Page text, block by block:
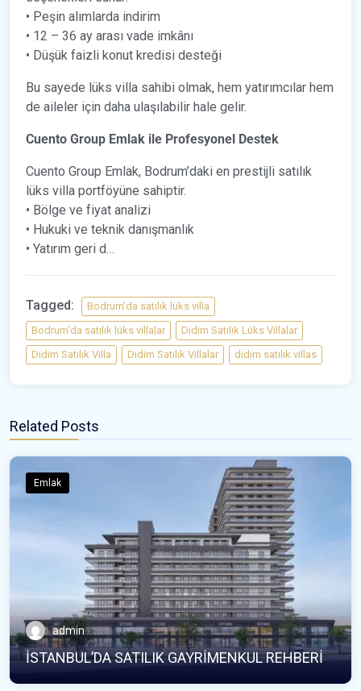
• Peşin alımlarda indirim
• 12 – 36 ay arası vade imkânı
• Düşük faizli konut kredisi desteği
Bu sayede lüks villa sahibi olmak, hem yatırımcılar hem
de aileler için daha ulaşılabilir hale gelir.
Cuento Group Emlak ile Profesyonel Destek
Cuento Group Emlak, Bodrum’daki en prestijli satılık
lüks villa portföyüne sahiptir.
• Bölge ve fiyat analizi
• Hukuki ve teknik danışmanlık
• Yatırım geri d…
Tagged:
Bodrum’da satılık lüks villa
Bodrum’da satılık lüks villalar
Didim Satılık Lüks Villalar
Didim Satılık Villa
Didim Satılık Villalar didim satılık villas
Related Posts
Emlak
admin
İSTANBUL’DA SATILIK GAYRİMENKUL REHBERİ